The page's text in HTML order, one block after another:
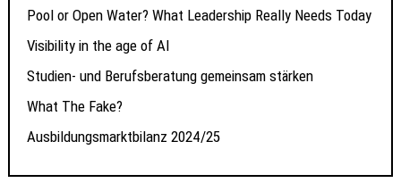
Pool or Open Water? What Leadership Really Needs Today
Visibility in the age of AI
Studien- und Berufsberatung gemeinsam stärken
What The Fake?
Ausbildungsmarktbilanz 2024/25